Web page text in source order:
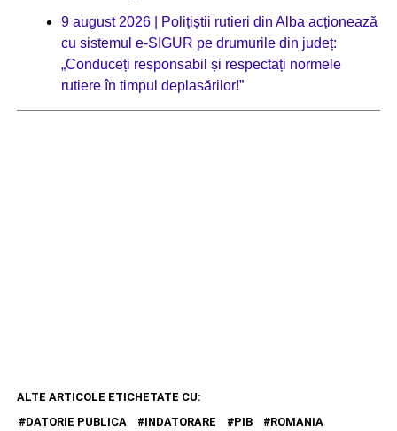
9 august 2026 | Polițiștii rutieri din Alba acționează
cu sistemul e-SIGUR pe drumurile din județ:
„Conduceți responsabil și respectați normele
rutiere în timpul deplasărilor!”
ALTE ARTICOLE ETICHETATE CU:
DATORIE PUBLICA
INDATORARE PIB ROMANIA